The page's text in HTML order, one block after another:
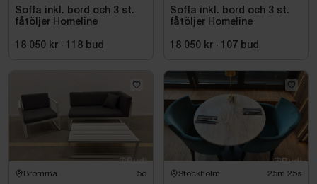
Soffa inkl. bord och 3 st.
fåtöljer Homeline
18 050 kr · 118 bud
Soffa inkl. bord och 3 st.
fåtöljer Homeline
18 050 kr · 107 bud
Bromma 5d Stockholm 25m 24s